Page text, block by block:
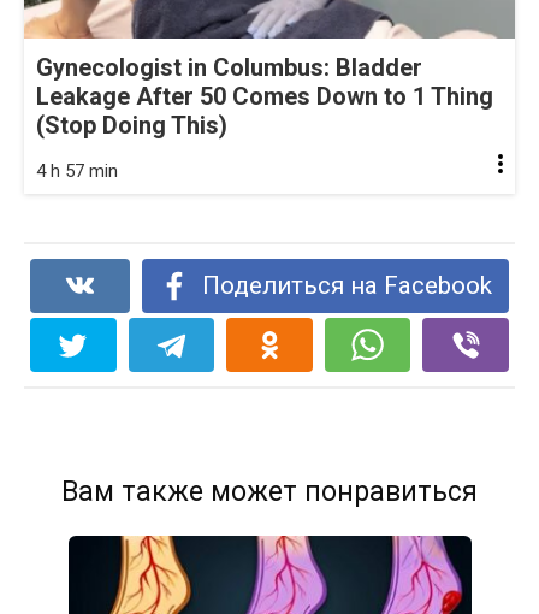
Gynecologist in Columbus: Bladder
Leakage After 50 Comes Down to 1 Thing
(Stop Doing This)
4 h 57 min
Поделиться на Facebook
Вам также может понравиться